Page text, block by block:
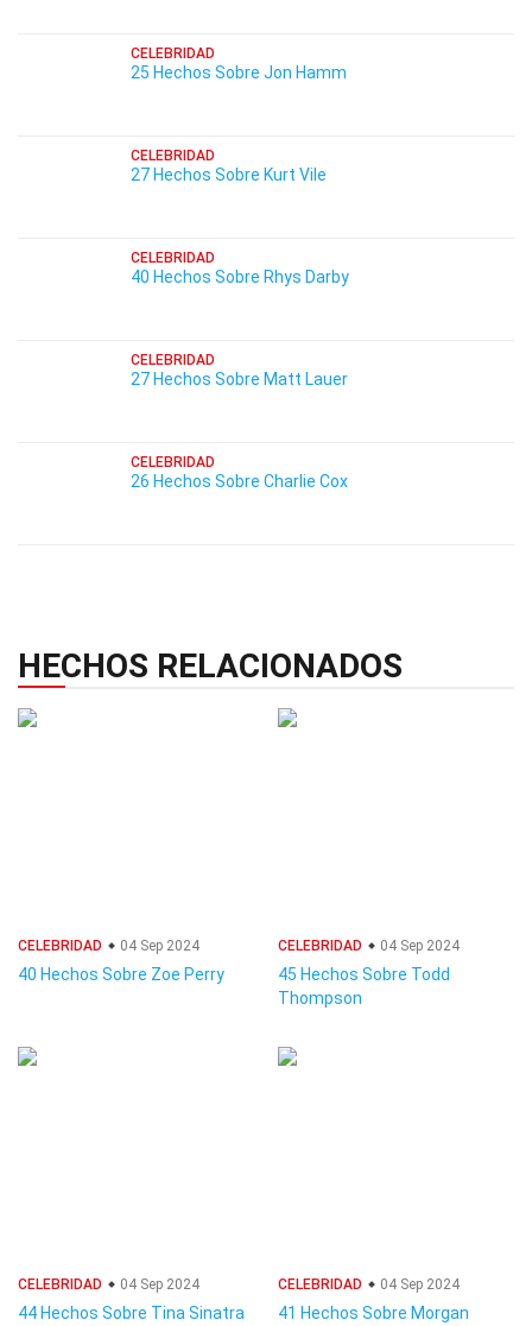
CELEBRIDAD
25 Hechos Sobre Jon Hamm
CELEBRIDAD
27 Hechos Sobre Kurt Vile
CELEBRIDAD
40 Hechos Sobre Rhys Darby
CELEBRIDAD
27 Hechos Sobre Matt Lauer
CELEBRIDAD
26 Hechos Sobre Charlie Cox
HECHOS RELACIONADOS
CELEBRIDAD 04 Sep 2024
40 Hechos Sobre Zoe Perry
CELEBRIDAD 04 Sep 2024
45 Hechos Sobre Todd
Thompson
CELEBRIDAD 04 Sep 2024
44 Hechos Sobre Tina Sinatra
CELEBRIDAD 04 Sep 2024
41 Hechos Sobre Morgan